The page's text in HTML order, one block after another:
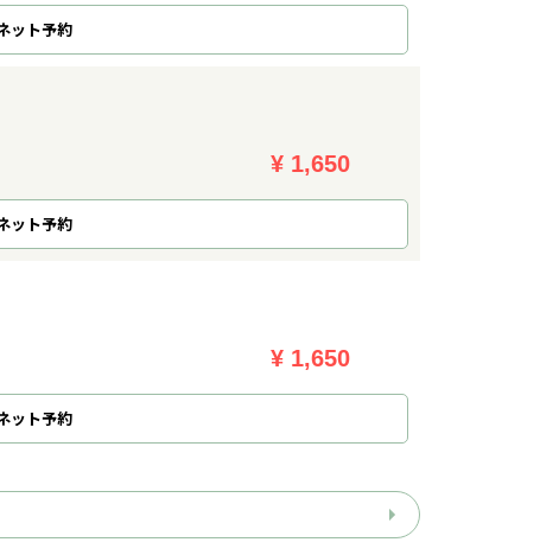
ット予約
¥ 1,650
ット予約
¥ 1,650
ット予約